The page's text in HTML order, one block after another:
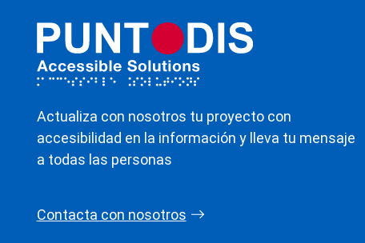
Actualiza con nosotros tu proyecto con
accesibilidad en la información y lleva tu mensaje
a todas las personas
Contacta con nosotros